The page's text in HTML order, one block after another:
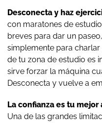
Desconecta y haz
con maratones de
breves para dar un
simplemente para
de tu zona de estudio es
sirve forzar la máquina
Desconecta y vuelve a
La confianza es tu mejor
Una de las grandes